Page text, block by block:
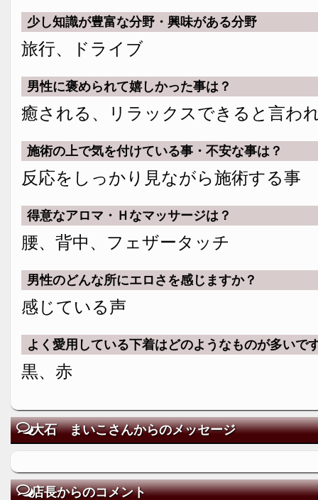
少し知識が豊富な分野・興味がある分野
旅行、ドライブ
男性に褒められて嬉しかった事は？
癒される、リラックスできると言わ
施術の上で気を付けている事・不安な事は？
反応をしっかり見ながら施術する事
得意なアロマ・Ｈなマッサージは？
腰、背中、フェザータッチ
男性のどんな所にエロさを感じますか？
感じている声
よく愛用している下着はどのようなものが多いで
黒、赤
大石 まいこさんからのメッセージ
店長からのコメント